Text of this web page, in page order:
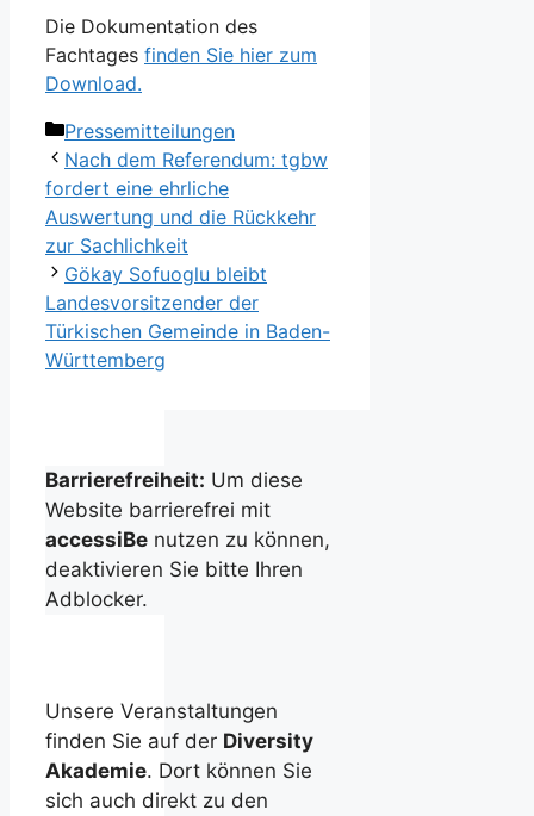
Die Dokumentation des
Fachtages finden Sie hier zum
Download.
Kategorien
Pressemitteilungen
Nach dem Referendum: tgbw
fordert eine ehrliche
Auswertung und die Rückkehr
zur Sachlichkeit
Gökay Sofuoglu bleibt
Landesvorsitzender der
Türkischen Gemeinde in Baden-
Württemberg
Barrierefreiheit: Um diese
Website barrierefrei mit
accessiBe nutzen zu können,
deaktivieren Sie bitte Ihren
Adblocker.
Unsere Veranstaltungen
finden Sie auf der Diversity
Akademie. Dort können Sie
sich auch direkt zu den